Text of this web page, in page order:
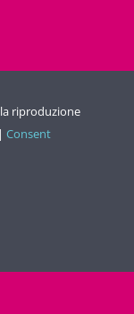
riproduzione
| Consent